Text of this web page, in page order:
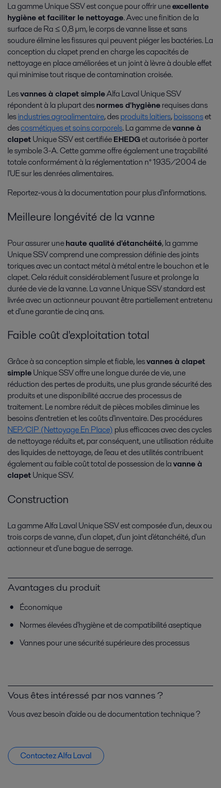
Production agroalimentaire
Les produits alimentaires doivent répondre aux attentes des clients. Les
technologies Alfa Laval de transformation y contribuent : goût et texture
justes, bonne hygiène et faibles coûts opérationnels.
Production laitière
Gamme d'équipements pour la production laitière
Plus
La gamme Unique SSV est conçue pour offrir uneexcellente
hygiène et faciliter le nettoyage. Avec une finition de la
surface de Ra ≤ 0,8 µm, le corps de vanne lisse et sans
soudure élimine les fissures qui peuvent piéger les bactéries. La
conception du clapet prend en charge les capacités de
nettoyage en place améliorées et un joint à lèvre à double effet
qui minimise tout risque de contamination croisée.
Lesvannes à clapet simpleAlfa Laval Unique SSV
répondent à la plupart desnormes d'hygiènerequises dans
lesindustries agroalimentaire, desproduits laitiers,boissonset
descosmétiques et soins corporels. La gamme devanne à
clapetUnique SSV est certifiéeEHEDGet autorisée à porter
le symbole 3-A. Cette gamme offre également une traçabilité
totale conformément à la réglementation n° 1935/2004 de
l'UE sur les denrées alimentaires.
Reportez-vous à la documentation pour plus d'informations.
Meilleure longévité de la vanne
Pour assurer unehaute qualité d'étanchéité, la gamme
Unique SSV comprend une compression définie des joints
toriques avec un contact métal à métal entre le bouchon et le
clapet. Cela réduit considérablement l'usure et prolonge la
durée de vie de la vanne. La vanne Unique SSV standard est
livrée avec un actionneur pouvant être partiellement entretenu
et d'une garantie de cinq ans.
Faible coût d'exploitation total
Grâce à sa conception simple et fiable, lesvannes à clapet
simpleUnique SSV offre une longue durée de vie, une
réduction des pertes de produits, une plus grande sécurité des
produits et une disponibilité accrue des processus de
traitement. Le nombre réduit de pièces mobiles diminue les
besoins d'entretien et les coûts d'inventaire. Des procédures
NEP/CIP (Nettoyage En Place) plus efficaces avec des cycles
de nettoyage réduits et, par conséquent, une utilisation réduite
des liquides de nettoyage, de l'eau et des utilités contribuent
également au faible coût total de possession de lavanne à
clapetUnique SSV.
Construction
La gamme Alfa Laval Unique SSV est composée d'un, deux ou
trois corps de vanne, d'un clapet, d'un joint d'étanchéité, d'un
actionneur et d'une bague de serrage.
Avantages du produit
Économique
Normes élevées d'hygiène et de compatibilité aseptique
Vannes pour une sécurité supérieure des processus
Vous êtes intéressé par nos vannes ?
Vous avez besoin d'aide ou de documentation technique ?
Contactez Alfa Laval